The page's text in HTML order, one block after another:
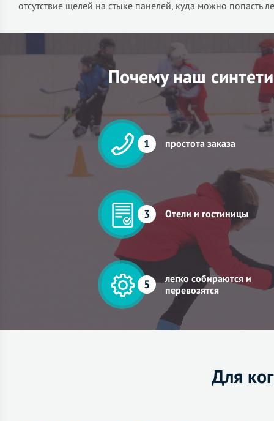
отсутствие щелей на стыке панелей, куда можно попасть
Почему наш
1 простота заказа
3 Отели и гостиницы
5
легко собираются и
перевозятся
Для